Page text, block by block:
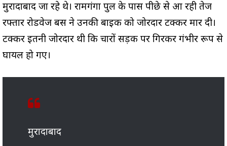
मुरादाबाद जा रहे थे। रामगंगा पुल के पास पीछे से आ रही तेज
रफ्तार रोडवेज बस ने उनकी बाइक को जोरदार टक्कर मार दी।
टक्कर इतनी जोरदार थी कि चारों सड़क पर गिरकर गंभीर रूप से
घायल हो गए।
मुरादाबाद